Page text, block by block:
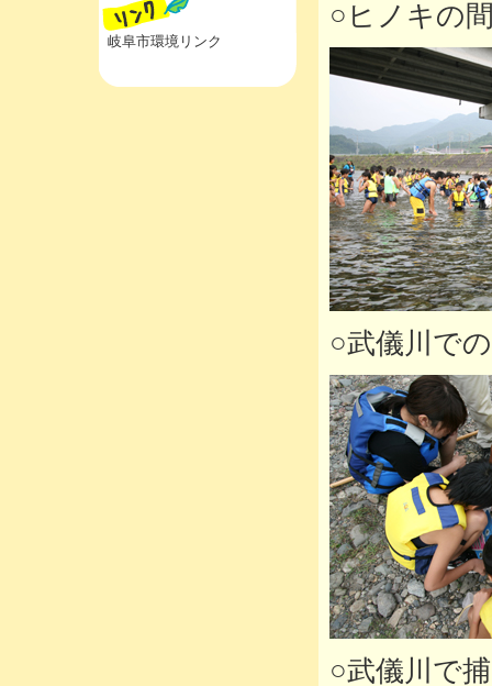
岐阜市環境リンク
○ヒノキの
○武儀川で
○武儀川で